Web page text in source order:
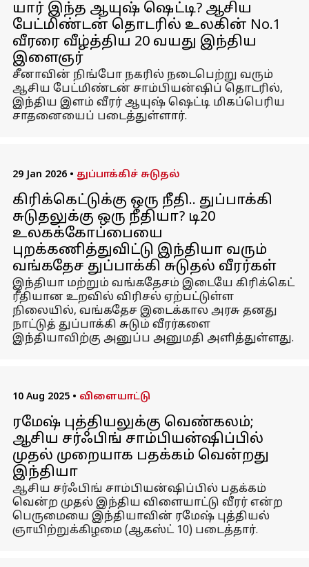
யார் இந்த ஆயுஷ் ஷெட்டி? ஆசிய
பேட்மிண்டன் தொடரில் உலகின் No.1
வீரரை வீழ்த்திய 20 வயது இந்திய
இளைஞர்
சீனாவின் நிங்போ நகரில் நடைபெற்று வரும்
ஆசிய பேட்மிண்டன் சாம்பியன்ஷிப் தொடரில்,
இந்திய இளம் வீரர் ஆயுஷ் ஷெட்டி மிகப்பெரிய
சாதனையைப் படைத்துள்ளார்.
29 Jan 2026 • துப்பாக்கிச் சுடுதல்
கிரிக்கெட்டுக்கு ஒரு நீதி.. துப்பாக்கி
சுடுதலுக்கு ஒரு நீதியா? டி20
உலகக்கோப்பையை
புறக்கணித்துவிட்டு இந்தியா வரும்
வங்கதேச துப்பாக்கி சுடுதல் வீரர்கள்
இந்தியா மற்றும் வங்கதேசம் இடையே கிரிக்கெட்
ரீதியான உறவில் விரிசல் ஏற்பட்டுள்ள
நிலையில், வங்கதேச இடைக்கால அரசு தனது
நாட்டுத் துப்பாக்கி சுடும் வீரர்களை
இந்தியாவிற்கு அனுப்ப அனுமதி அளித்துள்ளது.
10 Aug 2025 • விளையாட்டு
ரமேஷ் புத்தியலுக்கு வெண்கலம்;
ஆசிய சர்ஃபிங் சாம்பியன்ஷிப்பில்
முதல் முறையாக பதக்கம் வென்றது
இந்தியா
ஆசிய சர்ஃபிங் சாம்பியன்ஷிப்பில் பதக்கம்
வென்ற முதல் இந்திய விளையாட்டு வீரர் என்ற
பெருமையை இந்தியாவின் ரமேஷ் புத்தியல்
ஞாயிற்றுக்கிழமை (ஆகஸ்ட் 10) படைத்தார்.